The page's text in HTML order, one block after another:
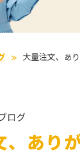
大量注文、あ
ログ
、あり